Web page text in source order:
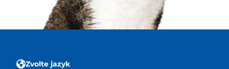
Zvolte jazyk